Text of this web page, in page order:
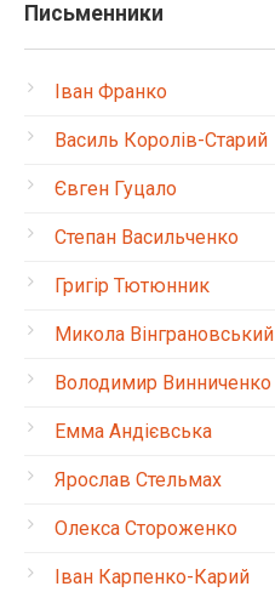
Письменники
Іван Франко
Василь Королів-Старий
Євген Гуцало
Степан Васильченко
Григір Тютюнник
Микола Вінграновський
Володимир Винниченко
Емма Андієвська
Ярослав Стельмах
Олекса Стороженко
Іван Карпенко-Карий